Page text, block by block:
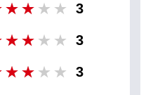
3
3
3